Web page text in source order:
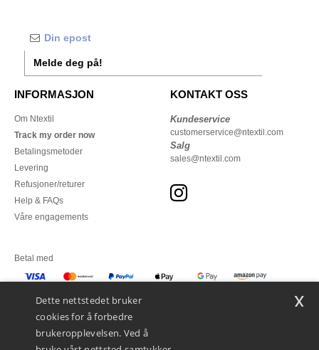
Melde deg på!
INFORMASJON
Om Ntextil
Track my order now
Betalingsmetoder
Levering
Refusjoner/returer
Help & FAQs
Våre engagements
KONTAKT OSS
Kundeservice
customerservice@ntextil.com
Salg
sales@ntextil.com
Betal med
Dette nettstedet bruker
cookies for å forbedre
brukeropplevelsen. Ved å
x